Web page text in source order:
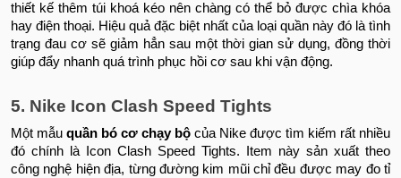
thiết kế thêm túi khoá kéo nên chàng có thể bỏ được chìa khóa
hay điện thoại. Hiệu quả đặc biệt nhất của loại quần này đó là tình
trạng đau cơ sẽ giảm hẳn sau một thời gian sử dụng, đồng thời
giúp đẩy nhanh quá trình phục hồi cơ sau khi vận động.
5. Nike Icon Clash Speed Tights
Một mẫu quần bó cơ chạy bộ của Nike được tìm kiếm rất nhiều
đó chính là Icon Clash Speed Tights. Item này sản xuất theo
công nghệ hiện địa, từng đường kim mũi chỉ đều được may đo tỉ